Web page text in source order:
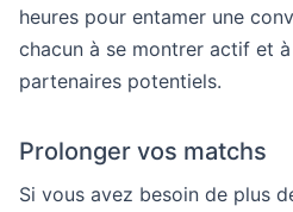
heures pour entamer une
chacun à se montrer actif et à
partenaires potentiels.
Prolonger vos matchs
Si vous avez besoin de plus